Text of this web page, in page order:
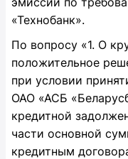
«Технобанк».
По вопросу «1. О
положительное
при условии
ОАО «АСБ
кредитной
части основной
кредитным